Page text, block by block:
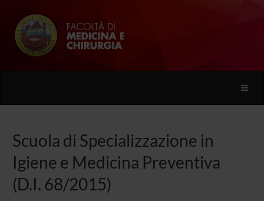
Toggle
Scuola di Specializzazione in
Igiene e Medicina Preventiva
(D.I. 68/2015)